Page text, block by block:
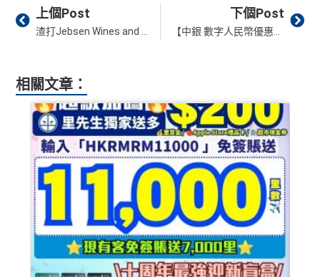
Prev
上個Post
渣打Jebsen Wines and Spirits優惠｜憑渣打信用卡選購精選品牌可享8折優惠！成為JWS會員簽賬指定金額更免運費！
下個Post
【中銀 數字人民幣優惠】用BoC Pay開通中銀數字人民幣錢包，即享專屬紅包高達eCNY250元！
相關文章：